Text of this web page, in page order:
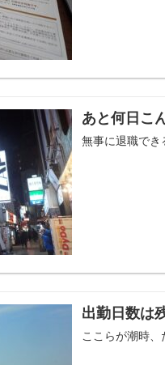
あと何日こ
無事に退職でき
出勤日数は
ここらが潮時、